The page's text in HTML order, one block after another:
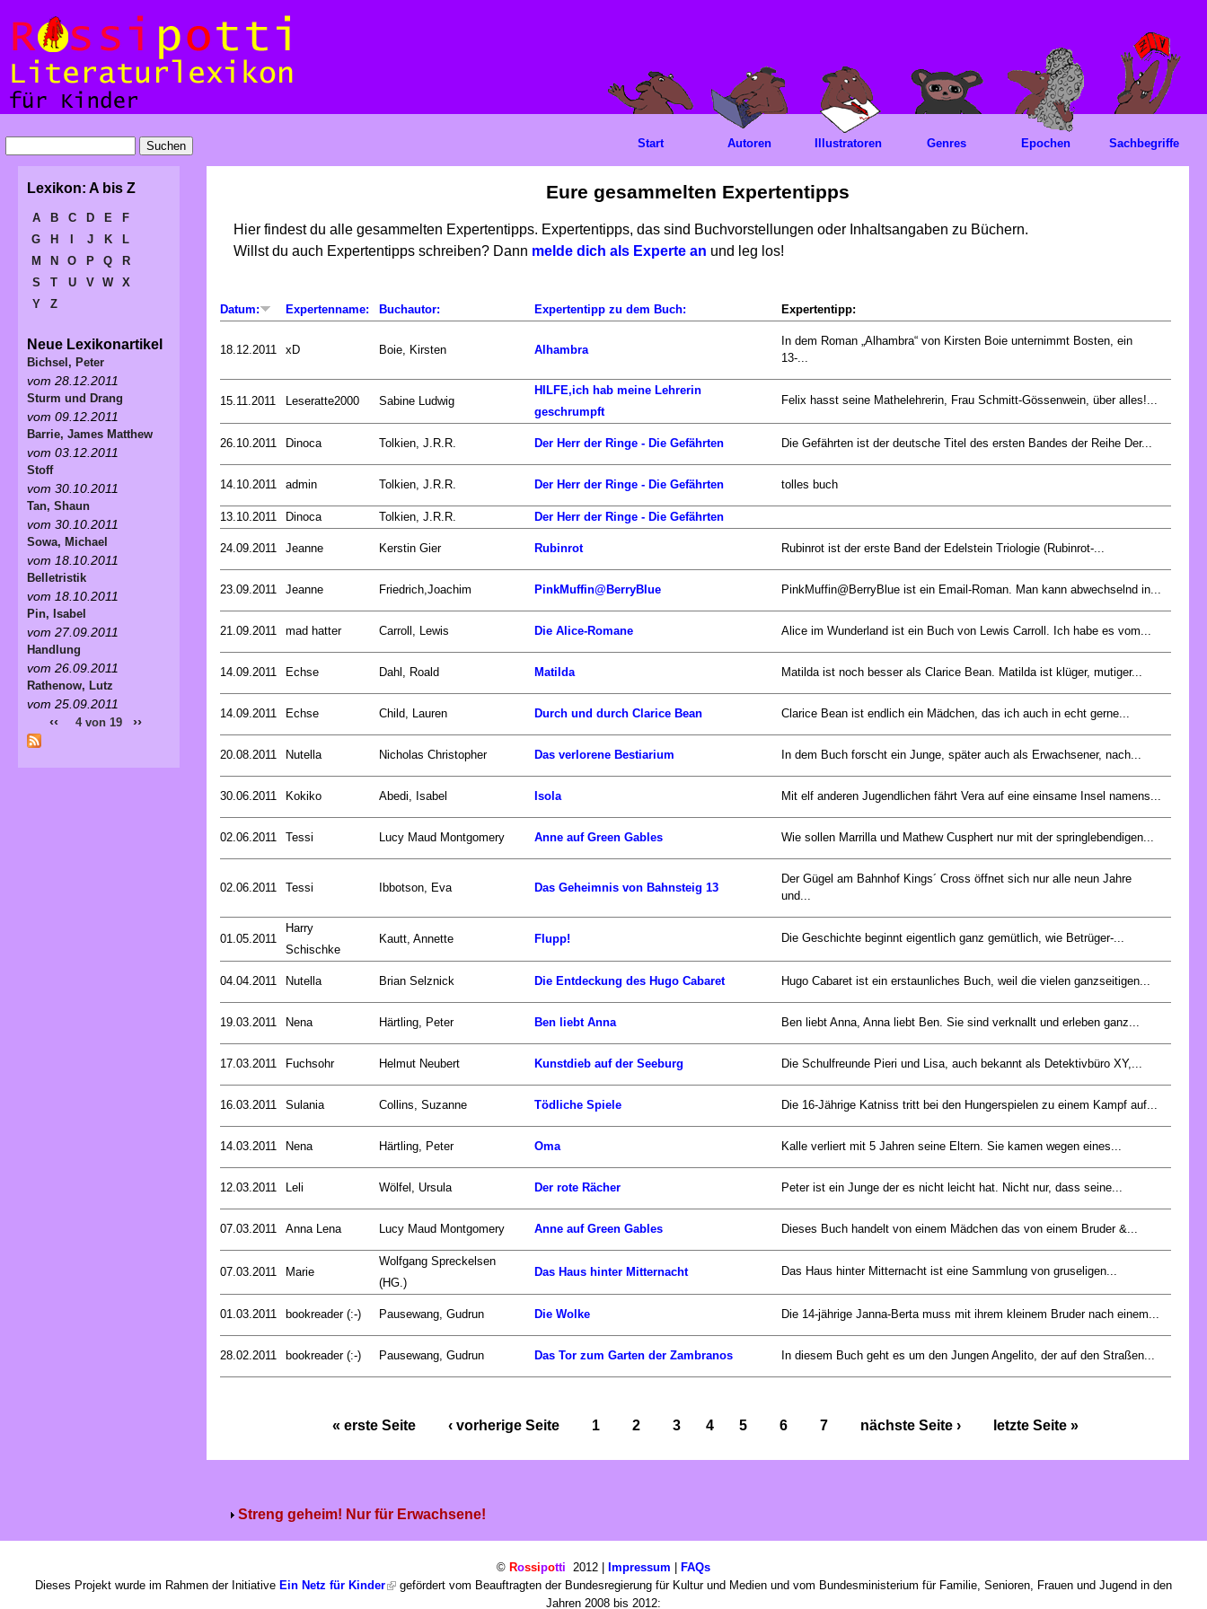
Eure gesammelten Expertentipps
Hier findest du alle gesammelten Expertentipps. Expertentipps, das sind Buchvorstellungen oder Inhaltsangaben zu Büchern.
Willst du auch Expertentipps schreiben? Dann melde dich als Experte an und leg los!
Datum: Expertenname: Buchautor: Expertentipp zu dem Buch: Expertentipp:
18.12.2011 xD Boie, Kirsten Alhambra
In dem Roman „Alhambra“ von Kirsten Boie unternimmt Bosten, ein
13-...
15.11.2011 Leseratte2000 Sabine Ludwig
HILFE,ich hab meine Lehrerin
geschrumpft
Felix hasst seine Mathelehrerin, Frau Schmitt-Gössenwein, über alles!...
26.10.2011 Dinoca Tolkien, J.R.R. Der Herr der Ringe - Die Gefährten Die Gefährten ist der deutsche Titel des ersten Bandes der Reihe Der...
14.10.2011 admin Tolkien, J.R.R. Der Herr der Ringe - Die Gefährten tolles buch
13.10.2011 Dinoca Tolkien, J.R.R. Der Herr der Ringe - Die Gefährten
24.09.2011 Jeanne Kerstin Gier Rubinrot Rubinrot ist der erste Band der Edelstein Triologie (Rubinrot-...
23.09.2011 Jeanne Friedrich,Joachim PinkMuffin@BerryBlue PinkMuffin@BerryBlue ist ein Email-Roman. Man kann abwechselnd in...
21.09.2011 mad hatter Carroll, Lewis Die Alice-Romane Alice im Wunderland ist ein Buch von Lewis Carroll. Ich habe es vom...
14.09.2011 Echse Dahl, Roald Matilda Matilda ist noch besser als Clarice Bean. Matilda ist klüger, mutiger...
14.09.2011 Echse Child, Lauren Durch und durch Clarice Bean Clarice Bean ist endlich ein Mädchen, das ich auch in echt gerne...
20.08.2011 Nutella Nicholas Christopher Das verlorene Bestiarium In dem Buch forscht ein Junge, später auch als Erwachsener, nach...
30.06.2011 Kokiko Abedi, Isabel Isola Mit elf anderen Jugendlichen fährt Vera auf eine einsame Insel namens...
02.06.2011 Tessi Lucy Maud Montgomery Anne auf Green Gables Wie sollen Marrilla und Mathew Cusphert nur mit der springlebendigen...
02.06.2011 Tessi Ibbotson, Eva Das Geheimnis von Bahnsteig 13
Der Gügel am Bahnhof Kings´ Cross öffnet sich nur alle neun Jahre
und...
01.05.2011
Harry
Schischke
Kautt, Annette Flupp! Die Geschichte beginnt eigentlich ganz gemütlich, wie Betrüger-...
04.04.2011 Nutella Brian Selznick Die Entdeckung des Hugo Cabaret Hugo Cabaret ist ein erstaunliches Buch, weil die vielen ganzseitigen...
19.03.2011 Nena Härtling, Peter Ben liebt Anna Ben liebt Anna, Anna liebt Ben. Sie sind verknallt und erleben ganz...
17.03.2011 Fuchsohr Helmut Neubert Kunstdieb auf der Seeburg Die Schulfreunde Pieri und Lisa, auch bekannt als Detektivbüro XY,...
16.03.2011 Sulania Collins, Suzanne Tödliche Spiele Die 16-Jährige Katniss tritt bei den Hungerspielen zu einem Kampf auf...
14.03.2011 Nena Härtling, Peter Oma Kalle verliert mit 5 Jahren seine Eltern. Sie kamen wegen eines...
12.03.2011 Leli Wölfel, Ursula Der rote Rächer Peter ist ein Junge der es nicht leicht hat. Nicht nur, dass seine...
07.03.2011 Anna Lena Lucy Maud Montgomery Anne auf Green Gables Dieses Buch handelt von einem Mädchen das von einem Bruder &...
07.03.2011 Marie
Wolfgang Spreckelsen
(HG.)
Das Haus hinter Mitternacht Das Haus hinter Mitternacht ist eine Sammlung von gruseligen...
01.03.2011 bookreader (:-) Pausewang, Gudrun Die Wolke Die 14-jährige Janna-Berta muss mit ihrem kleinem Bruder nach einem...
28.02.2011 bookreader (:-) Pausewang, Gudrun Das Tor zum Garten der Zambranos In diesem Buch geht es um den Jungen Angelito, der auf den Straßen...
« erste Seite ‹ vorherige Seite 1 2 3 4 5 6 7 nächste Seite › letzte Seite »
Streng geheim! Nur für Erwachsene!
Start Autoren Illustratoren Genres Epochen Sachbegriffe
Lexikon: A bis Z
A B C D E
F
G
H J K
L
M
N O P Q
R
S
T U V W
X
Y
Z
Neue Lexikonartikel
Bichsel, Peter
vom 28.12.2011
Sturm und Drang
vom 09.12.2011
Barrie, James Matthew
vom 03.12.2011
Stoff
vom 30.10.2011
Tan, Shaun
vom 30.10.2011
Sowa, Michael
vom 18.10.2011
Belletristik
vom 18.10.2011
Pin, Isabel
vom 27.09.2011
Handlung
vom 26.09.2011
Rathenow, Lutz
vom 25.09.2011
‹‹ 4 von 19 ››
© Rossipotti 2012 | Impressum | FAQs
Dieses Projekt wurde im Rahmen der Initiative Ein Netz für Kinder
gefördert vom Beauftragten der Bundesregierung für Kultur und Medien und vom Bundesministerium für Familie, Senioren, Frauen und Jugend in den
Jahren 2008 bis 2012: